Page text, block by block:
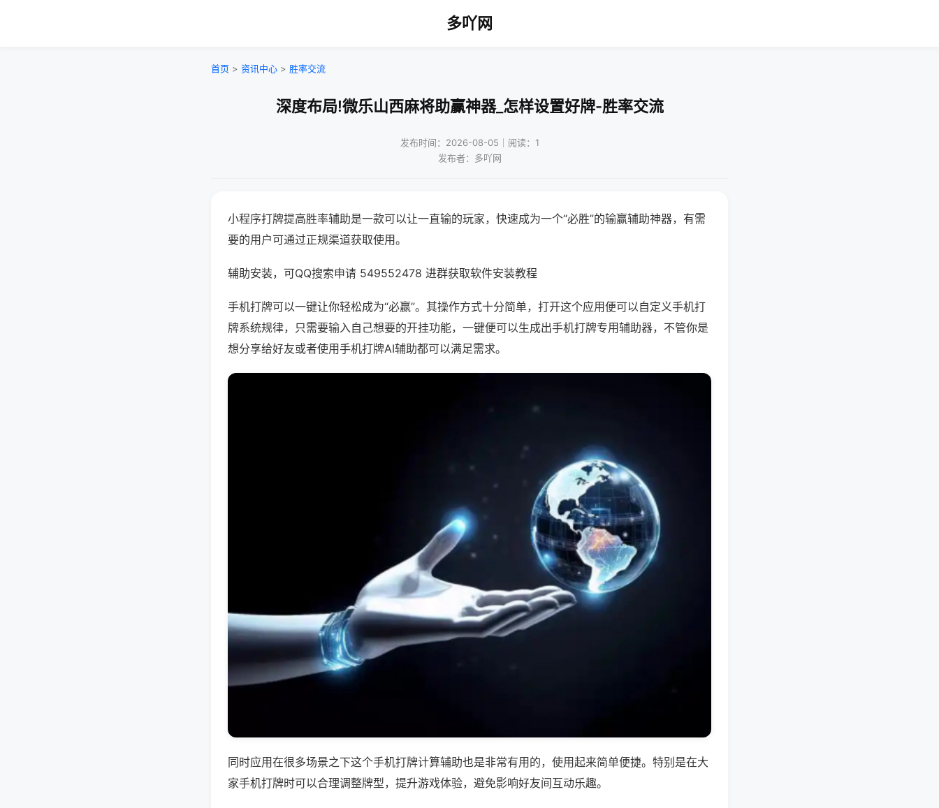
多吖网
首页 > 资讯中心 > 胜率交流
深度布局!微乐山西麻将助赢神器_怎样设置好牌-胜率交流
发布时间：2026-08-05｜阅读：1
发布者：多吖网
小程序打牌提高胜率辅助是一款可以让一直输的玩家，快速成为一个“必胜”的输赢辅助神器，有需
要的用户可通过正规渠道获取使用。
辅助安装，可QQ搜索申请 549552478 进群获取软件安装教程
手机打牌可以一键让你轻松成为“必赢”。其操作方式十分简单，打开这个应用便可以自定义手机打
牌系统规律，只需要输入自己想要的开挂功能，一键便可以生成出手机打牌专用辅助器，不管你是
想分享给好友或者使用手机打牌AI辅助都可以满足需求。
同时应用在很多场景之下这个手机打牌计算辅助也是非常有用的，使用起来简单便捷。特别是在大
家手机打牌时可以合理调整牌型，提升游戏体验，避免影响好友间互动乐趣。